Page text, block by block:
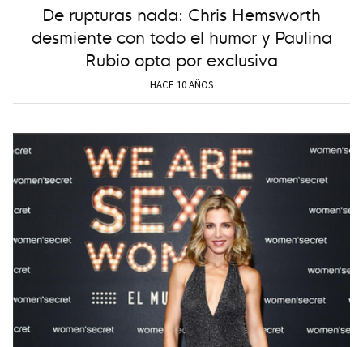
De rupturas nada: Chris Hemsworth
desmiente con todo el humor y Paulina
Rubio opta por exclusiva
HACE 10 AÑOS